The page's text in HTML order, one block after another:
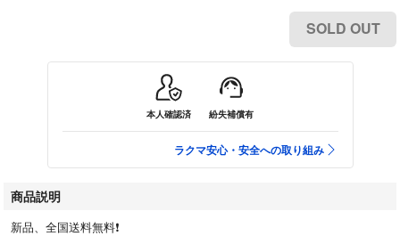
SOLD OUT
本人確認済 紛失補償有
ラクマ安心・安全への取り組み
商品説明
新品、全国送料無料❗️